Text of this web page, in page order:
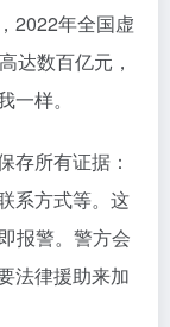
2022年全国虚
达数百亿元，
样。
存所有证据：
系方式等。这
报警。警方会
法律援助来加